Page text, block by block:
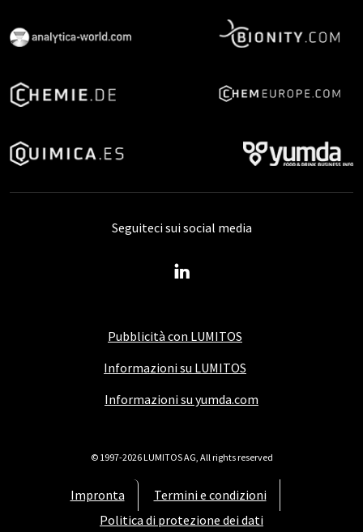
Pubblicità con LUMITOS
Informazioni su LUMITOS
Informazioni su yumda.com
Impronta
Termini e condizioni
Politica di protezione dei dati
Seguiteci sui social media
© 1997-2026 LUMITOS AG, All rights reserved